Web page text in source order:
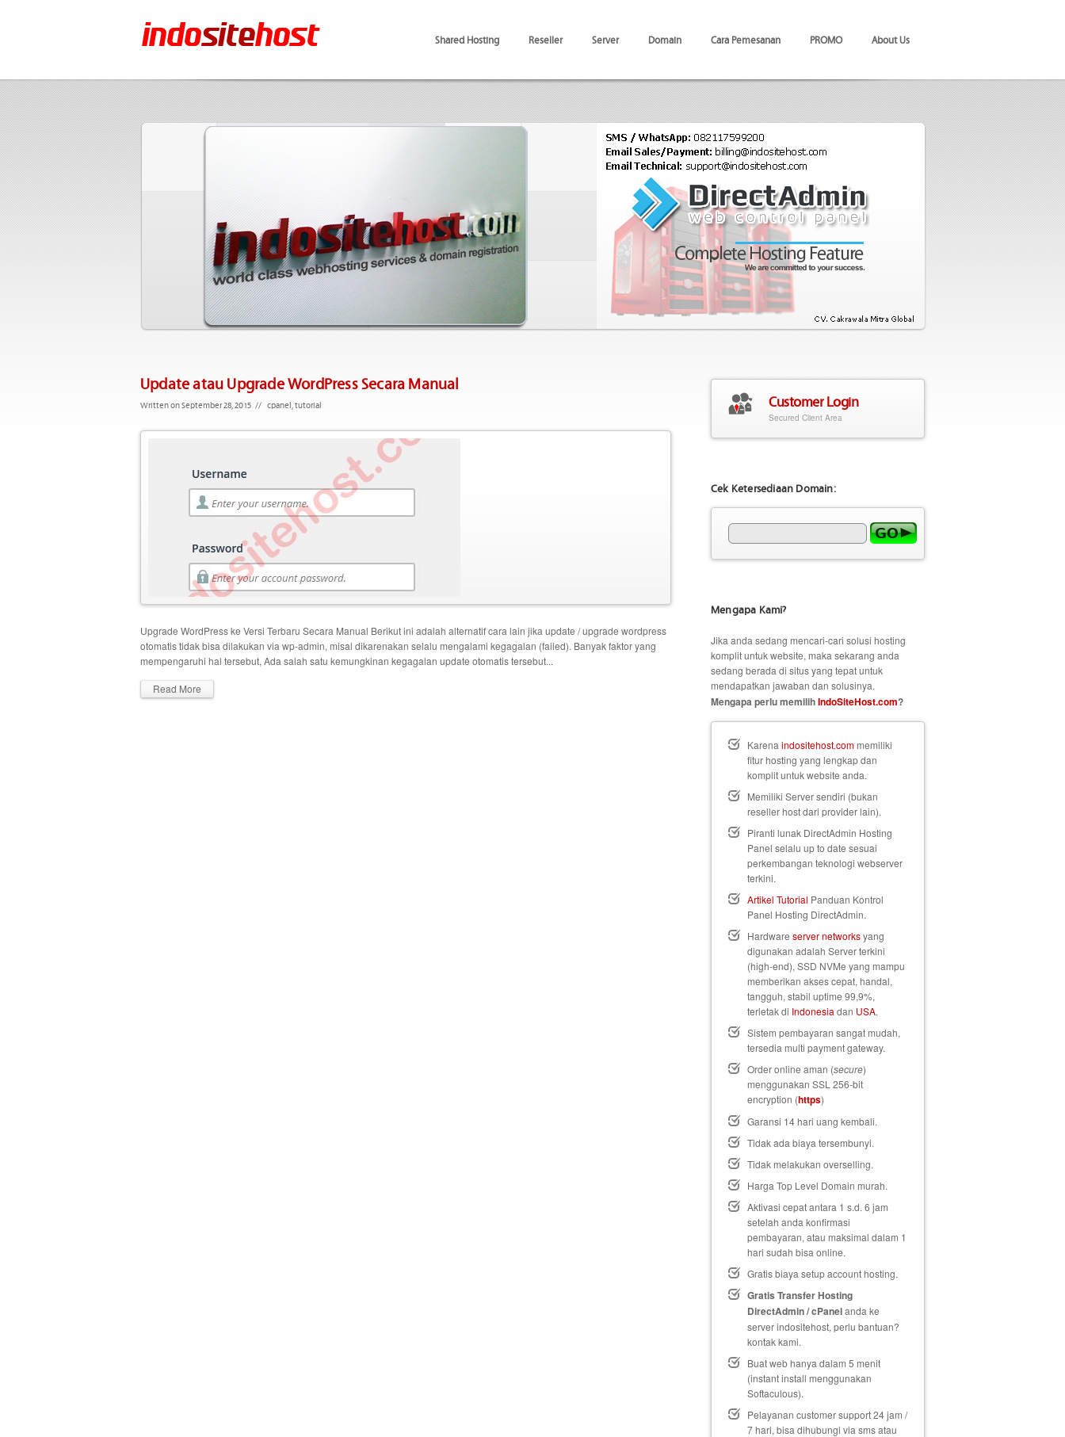
Shared Hosting Reseller Server Domain Cara Pemesanan PROMO About Us
Update atau Upgrade WordPress Secara Manual
Written on September 28, 2015 // cpanel,tutorial
Upgrade WordPress ke Versi Terbaru Secara Manual Berikut ini adalah alternatif cara lain jika update / upgrade wordpress
otomatis tidak bisa dilakukan via wp-admin, misal dikarenakan selalu mengalami kegagalan (failed). Banyak faktor yang
mempengaruhi hal tersebut, Ada salah satu kemungkinan kegagalan update otomatis tersebut...
Read More
Customer Login
Secured Client Area
Cek Ketersediaan Domain:
Mengapa Kami?
Jika anda sedang mencari-cari solusi hosting
komplit untuk website, maka sekarang anda
sedang berada di situs yang tepat untuk
mendapatkan jawaban dan solusinya.
Mengapa perlu memilihIndoSiteHost.com?
Karena indositehost.commemiliki
fitur hosting yang lengkap dan
komplit untuk website anda.
Memiliki Server sendiri (bukan
reseller host dari provider lain).
Piranti lunak DirectAdmin Hosting
Panel selalu up to date sesuai
perkembangan teknologi webserver
terkini.
Artikel Tutorial Panduan Kontrol
Panel Hosting DirectAdmin.
Hardware server networksyang
digunakan adalah Server terkini
(high-end), SSD NVMe yang mampu
memberikan akses cepat, handal,
tangguh, stabil uptime 99,9%,
terletak di Indonesia dan USA.
Sistem pembayaran sangat mudah,
tersedia multi payment gateway.
Order online aman (secure)
menggunakan SSL 256-bit
encryption (https)
Garansi 14 hari uang kembali.
Tidak ada biaya tersembunyi.
Tidak melakukan overselling.
Harga Top Level Domain murah.
Aktivasi cepat antara 1 s.d. 6 jam
setelah anda konfirmasi
pembayaran, atau maksimal dalam 1
hari sudah bisa online.
Gratis biaya setupaccount hosting.
Gratis Transfer Hosting
DirectAdmin / cPanelanda ke
server indositehost, perlu bantuan?
kontak kami.
Buat web hanya dalam 5 menit
(instant install menggunakan
Softaculous).
Pelayanan customer support 24 jam /
7 hari, bisa dihubungi via sms atau